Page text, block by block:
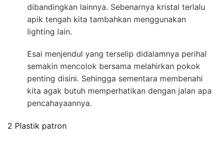
dibandingkan lainnya. Sebenarnya kristal terlalu
apik tengah kita tambahkan menggunakan
lighting lain.
Esai menjendul yang terselip didalamnya perihal
semakin mencolok bersama melahirkan pokok
penting disini. Sehingga sementara membenahi
kita agak butuh memperhatikan dengan jalan apa
pencahayaannya.
2 Plastik patron